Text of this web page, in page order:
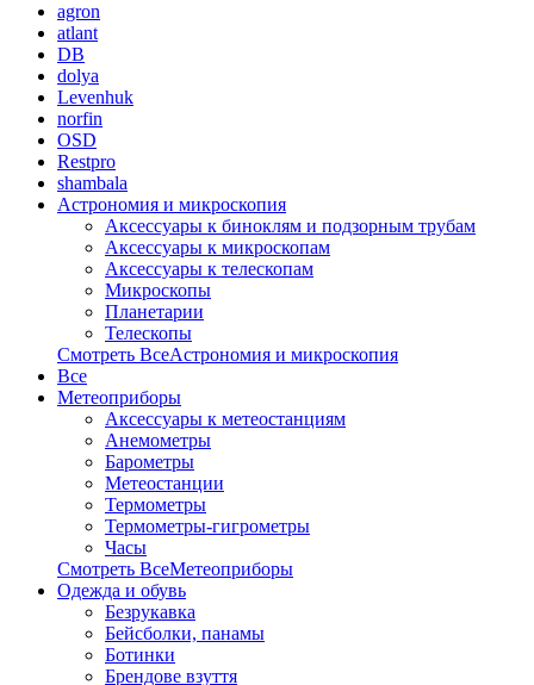
agron
atlant
DB
dolya
Levenhuk
norfin
OSD
Restpro
shambala
Астрономия и микроскопия
Аксессуары к биноклям и подзорным трубам
Аксессуары к микроскопам
Аксессуары к телескопам
Микроскопы
Планетарии
Телескопы
Смотреть ВсеАстрономия и микроскопия
Все
Метеоприборы
Аксессуары к метеостанциям
Анемометры
Барометры
Метеостанции
Термометры
Термометры-гигрометры
Часы
Смотреть ВсеМетеоприборы
Одежда и обувь
Безрукавка
Бейсболки, панамы
Ботинки
Брендове взуття